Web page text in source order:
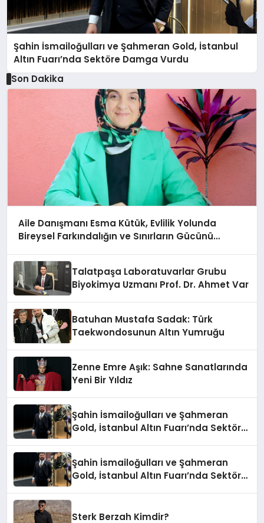
Şahin İsmailoğulları ve Şahmeran Gold, İstanbul
Altın Fuarı’nda Sektöre Damga Vurdu
Son Dakika
Aile Danışmanı Esma Kütük, Evlilik Yolunda
Bireysel Farkındalığın ve Sınırların Gücünü
Talatpaşa Laboratuvarlar Grubu
Biyokimya Uzmanı Prof. Dr. Ahmet Var
Batuhan Mustafa Sadak: Türk
Taekwondosunun Altın Yumruğu
Zenne Emre Aşık: Sahne Sanatlarında
Yeni Bir Yıldız
Şahin İsmailoğulları ve Şahmeran
Gold, İstanbul Altın Fuarı’nda Sektöre
Şahin İsmailoğulları ve Şahmeran
Gold, İstanbul Altın Fuarı’nda Sektöre
Sterk Berzah Kimdir?